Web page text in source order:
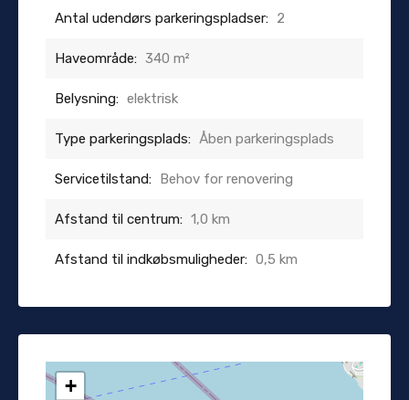
Antal udendørs parkeringspladser: 2
Haveområde: 340 m²
Belysning: elektrisk
Type parkeringsplads: Åben parkeringsplads
Servicetilstand: Behov for renovering
Afstand til centrum: 1,0 km
Afstand til indkøbsmuligheder: 0,5 km
+